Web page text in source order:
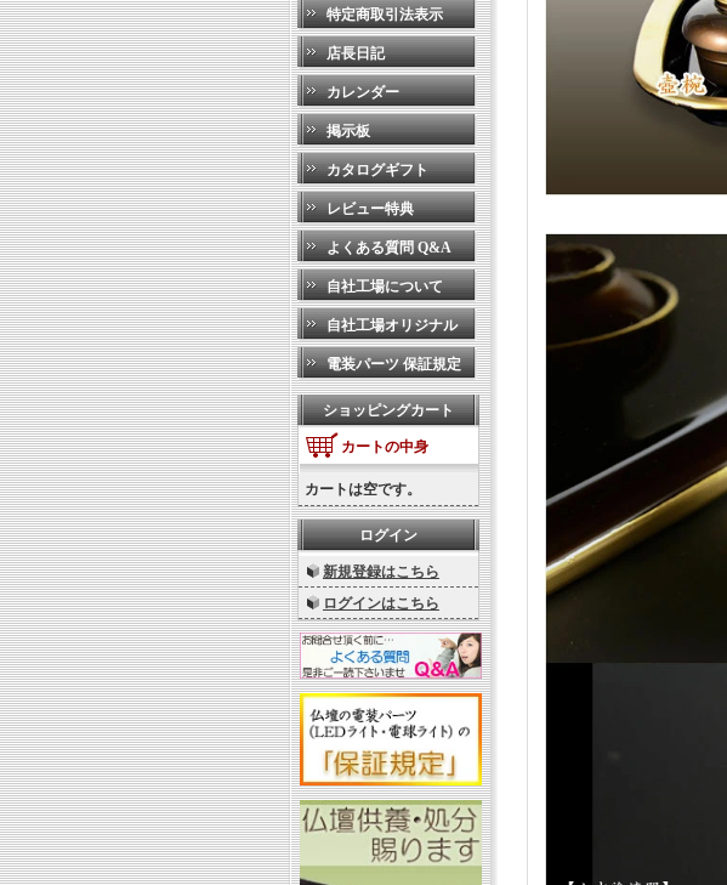
特定商取引法表示
店長日記
カレンダー
掲示板
カタログギフト
レビュー特典
よくある質問 Q&A
自社工場について
自社工場オリジナル
電装パーツ 保証規定
ショッピングカート
カートの中身
カートは空です。
ログイン
新規登録はこちら
ログインはこちら